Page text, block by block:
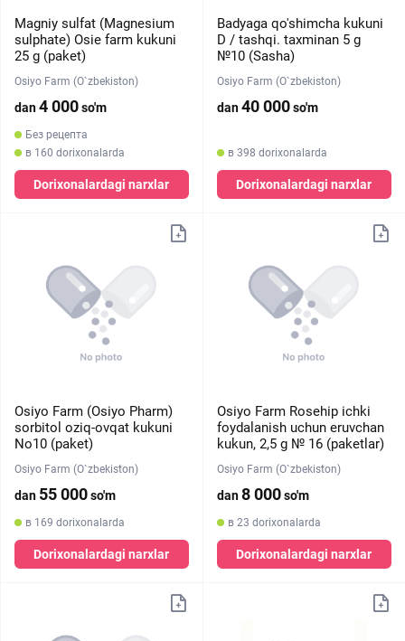
Magniy sulfat (Magnesium
sulphate) Osie farm kukuni
25 g (paket)
Osiyo Farm (O`zbekiston)
dan4 000so'm
Без рецепта
в 160 dorixonalarda
Dorixonalardagi narxlar
Badyaga qo'shimcha kukuni
D / tashqi. taxminan 5 g
№10 (Sasha)
Osiyo Farm (O`zbekiston)
dan40 000so'm
в 398 dorixonalarda
Dorixonalardagi narxlar
Osiyo Farm (Osiyo Pharm)
sorbitol oziq-ovqat kukuni
No10 (paket)
Osiyo Farm (O`zbekiston)
dan 55 000so'm
в 169 dorixonalarda
Dorixonalardagi narxlar
Osiyo Farm Rosehip ichki
foydalanish uchun eruvchan
kukun, 2,5 g № 16 (paketlar)
Osiyo Farm (O`zbekiston)
dan8 000so'm
в 23 dorixonalarda
Dorixonalardagi narxlar